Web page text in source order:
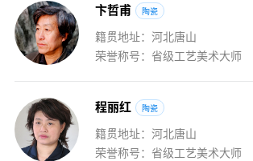
卞哲甫 陶瓷
籍贯地址：河北唐山
荣誉称号：省级工艺美术大师
程丽红 陶瓷
籍贯地址：河北唐山
荣誉称号：省级工艺美术大师